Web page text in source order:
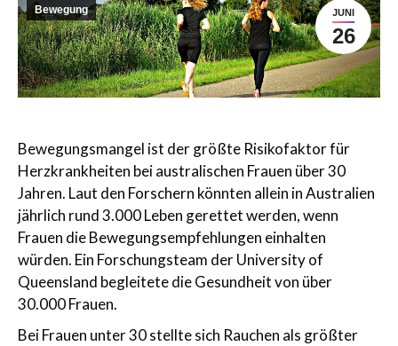
JUNI
26
Bewegung
Bewegungsmangel ist der größte Risikofaktor für
Herzkrankheiten bei australischen Frauen über 30
Jahren. Laut den Forschern könnten allein in Australien
jährlich rund 3.000 Leben gerettet werden, wenn
Frauen die Bewegungsempfehlungen einhalten
würden. Ein Forschungsteam der University of
Queensland begleitete die Gesundheit von über
30.000 Frauen.
Bei Frauen unter 30 stellte sich Rauchen als größter